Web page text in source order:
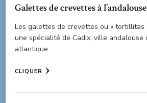
Galettes de crevettes à l’andalouse
Les galettes de crevettes ou « tortillitas
une spécialité de Cadix, ville andalouse
atlantique.
CLIQUER